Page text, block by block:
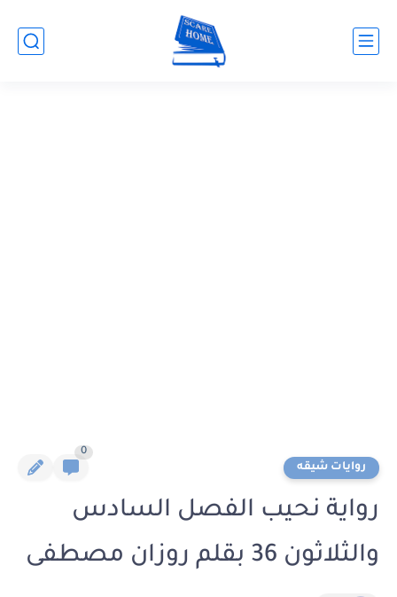
روايات شيقه
0
رواية نحيب الفصل السادس
والثلاثون 36 بقلم روزان مصطفى